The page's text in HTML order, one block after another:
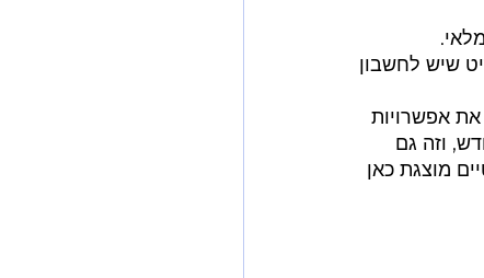
עולה $39.99 לחודש, אין לו את העלות של $0.99 לפריט שיש לחשבון
אפשרויות
מ-40 פריטים בכל חודש, וזה גם
מוצגת כאן